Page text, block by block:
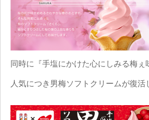
同時に『手塩にかけた心にしみる梅ぇ
人気につき男梅ソフトクリームが復活